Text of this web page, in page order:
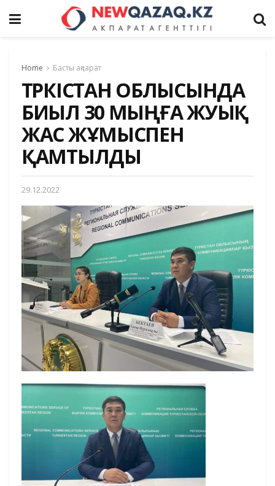
Home Басты ақпарат
ТҮРКІСТАН ОБЛЫСЫНДА
БИЫЛ 30 МЫҢҒА ЖУЫҚ
ЖАС ЖҰМЫСПЕН
ҚАМТЫЛДЫ
29.12.2022